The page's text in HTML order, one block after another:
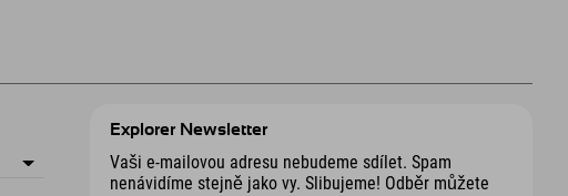
Explorer Newsletter
Vaši e-mailovou adresu nebudeme sdílet. Spam
nenávidíme stejně jako vy. Slibujeme! Odběr můžete